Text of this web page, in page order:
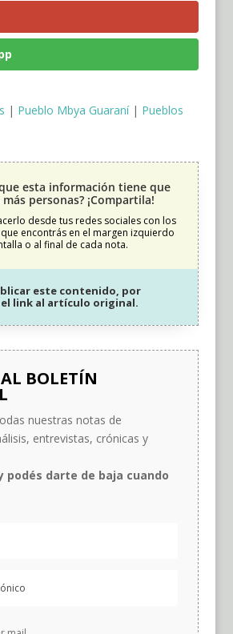
| Pueblo Mbya Guaraní| Pueblos
esta información tiene que
personas? ¡Compartila!
desde tus redes sociales con los
encontrás en el margen izquierdo
o al final de cada nota.
este contenido, por
link al artículo original.
BOLETÍN
nuestras notas de
entrevistas, crónicas y
podés darte de baja cuando